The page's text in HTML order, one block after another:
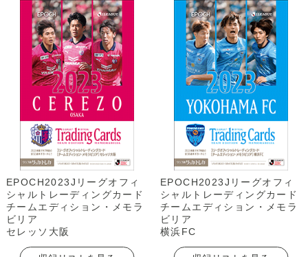
EPOCH2023Jリーグオフィ
シャルトレーディングカード
チームエディション・メモラ
ビリア
セレッソ大阪
EPOCH2023Jリーグオフィ
シャルトレーディングカード
チームエディション・メモラ
ビリア
横浜FC